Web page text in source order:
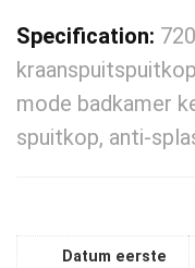
Specification:
mode badkamer
spuitkop, anti-
Datum eerste